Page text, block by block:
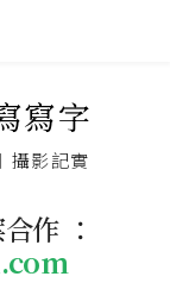
寫字
攝影記實
作 ：